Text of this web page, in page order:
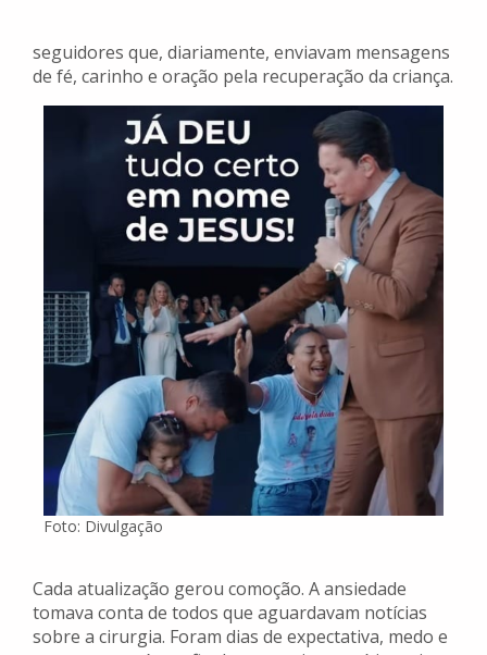
seguidores que, diariamente, enviavam mensagens
de fé, carinho e oração pela recuperação da criança.
Foto: Divulgação
Cada atualização gerou comoção. A ansiedade
tomava conta de todos que aguardavam notícias
sobre a cirurgia. Foram dias de expectativa, medo e